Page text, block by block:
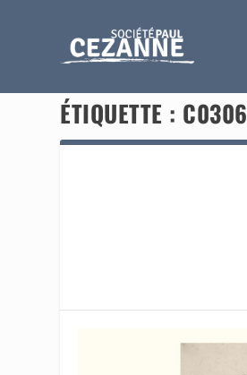
ÉTIQUETTE : C0306